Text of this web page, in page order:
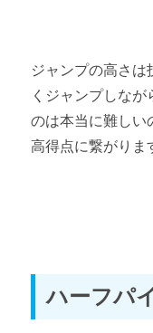
ジャンプの高さは
くジャンプしな
のは本当に難しい
高得点に繋がりま
ハーフパ